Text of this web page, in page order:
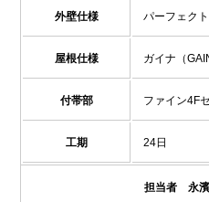
外壁仕様 パーフェク
屋根仕様 ガイナ（
付帯部 ファイン4F
工期 24日
担当者 永濱